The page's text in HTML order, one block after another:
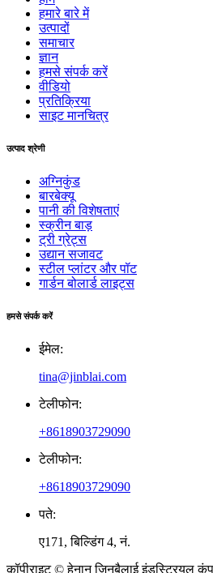
हमारे बारे में
उत्पादों
समाचार
ज्ञान
हमसे संपर्क करें
वीडियो
प्रतिक्रिया
साइट मानचित्र
उत्पाद श्रेणी
अग्निकुंड
बारबेक्यू
पानी की विशेषताएं
स्क्रीन बाड़
ट्री ग्रेट्स
उद्यान सजावट
स्टील प्लांटर और पॉट
गार्डन बोलार्ड लाइट्स
हमसे संपर्क करें
ईमेल:
tina@jinblai.com
टेलीफोन:
+8618903729090
टेलीफोन:
+8618903729090
पते:
ए171, बिल्डिंग 4, नं.
कॉपीराइट © हेनान जिनबैलाई इंडस्ट्रियल